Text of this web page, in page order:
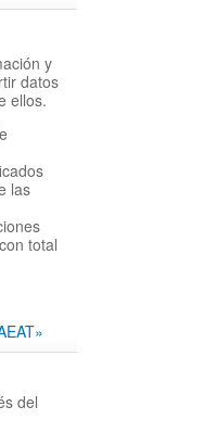
y
datos
ellos.
las
total
del